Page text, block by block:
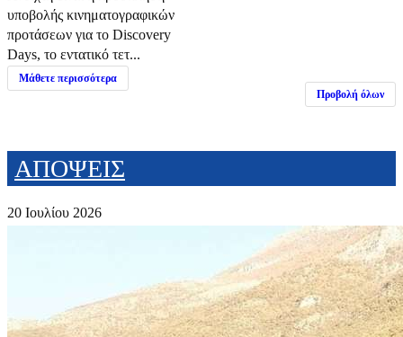
υποβολής κινηματογραφικών
προτάσεων για το Discovery
Days, το εντατικό τετ...
Μάθετε περισσότερα
Προβολή όλων
ΑΠΟΨΕΙΣ
20 Ιουλίου 2026